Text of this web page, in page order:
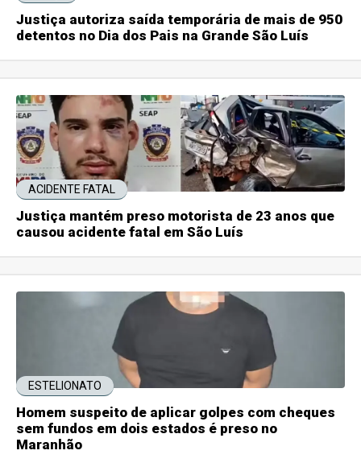
Justiça autoriza saída temporária de mais de 950
detentos no Dia dos Pais na Grande São Luís
ACIDENTE FATAL
Justiça mantém preso motorista de 23 anos que
causou acidente fatal em São Luís
ESTELIONATO
Homem suspeito de aplicar golpes com cheques
sem fundos em dois estados é preso no
Maranhão